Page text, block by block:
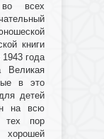
во всех
книги
года
в это
детей
на всю
тех пор